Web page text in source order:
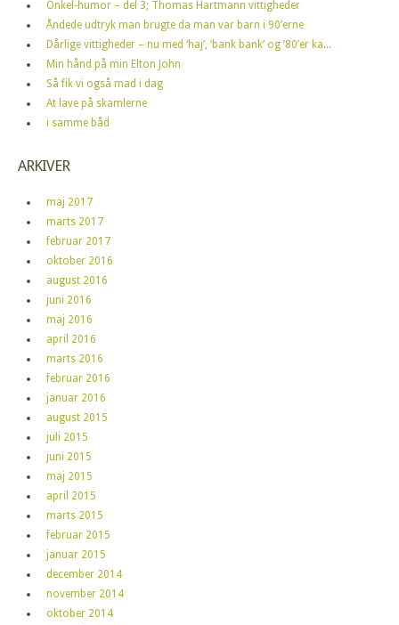
Onkel-humor – del 3; Thomas Hartmann vittigheder
Åndede udtryk man brugte da man var barn i 90’erne
Dårlige vittigheder – nu med ‘haj’, ‘bank bank’ og ’80’er ka...
Min hånd på min Elton John
Så fik vi også mad i dag
At lave på skamlerne
i samme båd
ARKIVER
maj 2017
marts 2017
februar 2017
oktober 2016
august 2016
juni 2016
maj 2016
april 2016
marts 2016
februar 2016
januar 2016
august 2015
juli 2015
juni 2015
maj 2015
april 2015
marts 2015
februar 2015
januar 2015
december 2014
november 2014
oktober 2014